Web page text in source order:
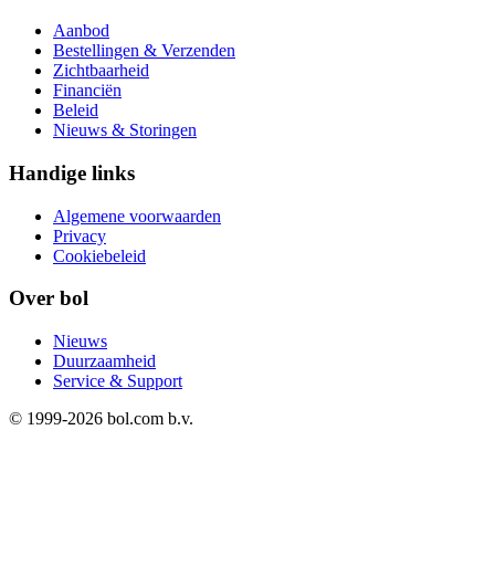
Aanbod
Bestellingen & Verzenden
Zichtbaarheid
Financiën
Beleid
Nieuws & Storingen
Handige links
Algemene voorwaarden
Privacy
Cookiebeleid
Over bol
Nieuws
Duurzaamheid
Service & Support
© 1999-2026 bol.com b.v.